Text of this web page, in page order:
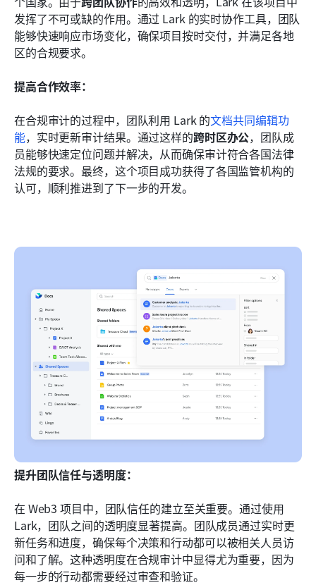
发挥了不可或缺的作用。通过 Lark 的实时协作工具，团队
能够快速响应市场变化，确保项目按时交付，并满足各地
区的合规要求。
提高合作效率：
在合规审计的过程中，团队利用 Lark 的文档共同编辑功
能，实时更新审计结果。通过这样的跨时区办公，团队成
员能够快速定位问题并解决，从而确保审计符合各国法律
法规的要求。最终，这个项目成功获得了各国监管机构的
认可，顺利推进到了下一步的开发。
提升团队信任与透明度：
在 Web3 项目中，团队信任的建立至关重要。通过使用
Lark，团队之间的透明度显著提高。团队成员通过实时更
新任务和进度，确保每个决策和行动都可以被相关人员访
问和了解。这种透明度在合规审计中显得尤为重要，因为
每一步的行动都需要经过审查和验证。